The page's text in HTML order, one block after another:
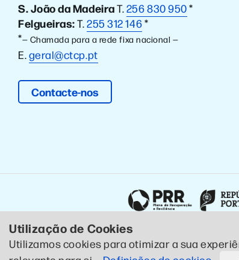
S. João da MadeiraT.256 830 950*
Felgueiras:T.255 312 146*
*— Chamada para a rede fixa nacional —
E.geral@ctcp.pt
Contacte-nos
© 2020 CTCP . Todos os direitos reservados .
Utilização de Cookies
Utilizamos cookies para otimizar a sua